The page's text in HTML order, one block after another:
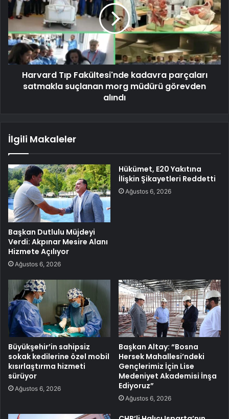
Harvard Tıp Fakültesi'nde kadavra parçaları
satmakla suçlanan morg müdürü görevden
alındı
İlgili Makaleler
Başkan Dutlulu Müjdeyi
Verdi: Akpınar Mesire Alanı
Hizmete Açılıyor
Ağustos 6, 2026
Hükümet, E20 Yakıtına
İlişkin Şikayetleri Reddetti
Ağustos 6, 2026
Büyükşehir’in sahipsiz
sokak kedilerine özel mobil
kısırlaştırma hizmeti
sürüyor
Ağustos 6, 2026
Başkan Altay: “Bosna
Hersek Mahallesi’ndeki
Gençlerimiz İçin Lise
Medeniyet Akademisi İnşa
Ediyoruz”
Ağustos 6, 2026